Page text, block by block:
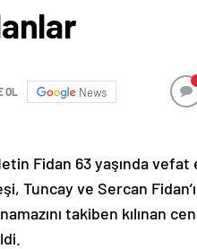
OL News
Fidan 63 yaşında
Tuncay ve Sercan
takiben kılınan